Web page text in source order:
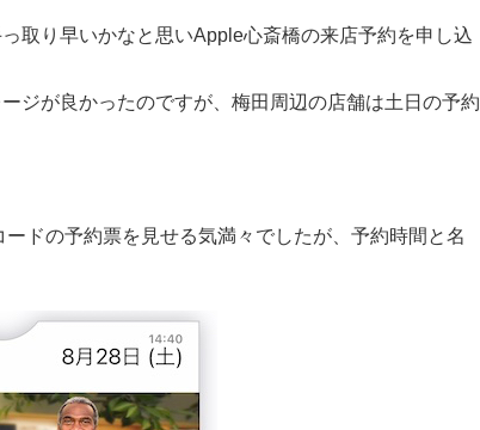
取り早いかなと思いApple心斎橋の来店予約を申し込
ジが良かったのですが、梅田周辺の店舗は土日の予約
ドの予約票を見せる気満々でしたが、予約時間と名